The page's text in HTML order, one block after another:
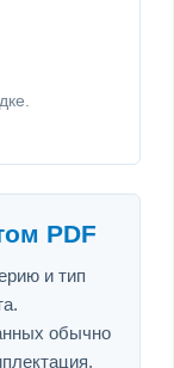
PDF
и тип
обычно